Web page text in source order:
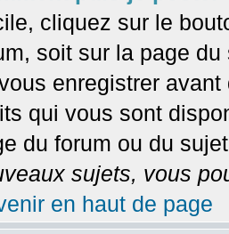
cliquez sur le
soit sur la page
enregistrer
qui vous sont
du forum ou du
sujets, vous
en haut de page